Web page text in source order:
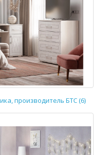
производитель БТС (6)